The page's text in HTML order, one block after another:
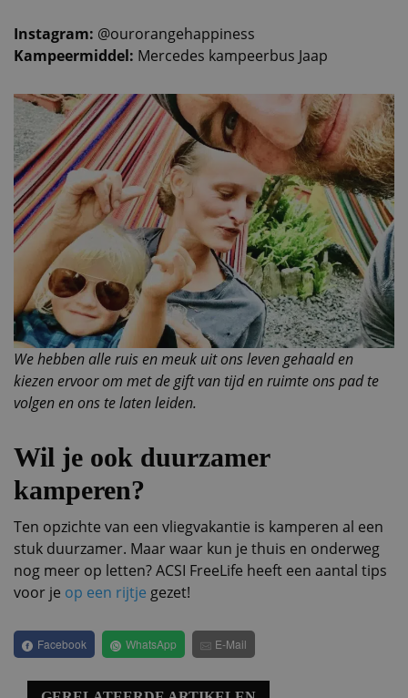
Instagram: @ourorangehappiness
Kampeermiddel: Mercedes kampeerbus Jaap
We hebben alle ruis en meuk uit ons leven gehaald en
kiezen ervoor om met de gift van tijd en ruimte ons pad te
volgen en ons te laten leiden.
Wil je ook duurzamer
kamperen?
Ten opzichte van een vliegvakantie is kamperen al een
stuk duurzamer. Maar waar kun je thuis en onderweg
nog meer op letten? ACSI FreeLife heeft een aantal tips
voor je op een rijtje gezet!
Facebook WhatsApp E-Mail